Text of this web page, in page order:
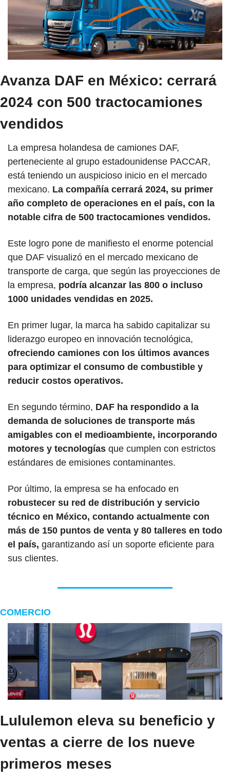
Avanza DAF en México: cerrará
2024 con 500 tractocamiones
vendidos
La empresa holandesa de camiones DAF,
perteneciente al grupo estadounidense PACCAR,
está teniendo un auspicioso inicio en el mercado
mexicano. La compañía cerrará 2024, su primer
año completo de operaciones en el país, con la
notable cifra de 500 tractocamiones vendidos.
Este logro pone de manifiesto el enorme potencial
que DAF visualizó en el mercado mexicano de
transporte de carga, que según las proyecciones de
la empresa, podría alcanzar las 800 o incluso
1000 unidades vendidas en 2025.
En primer lugar, la marca ha sabido capitalizar su
ofreciendo camiones con los últimos avances
para optimizar el consumo de combustible y
reducir costos operativos.
En segundo término, DAF ha respondido a la
demanda de soluciones de transporte más
amigables con el medioambiente, incorporando
motores y tecnologías que cumplen con estrictos
estándares de emisiones contaminantes.
robustecer su red de distribución y servicio
técnico en México, contando actualmente con
más de 150 puntos de venta y 80 talleres en todo
el país, garantizando así un soporte eficiente para
sus clientes.
COMERCIO
Lululemon eleva su beneficio y
ventas a cierre de los nueve
primeros meses